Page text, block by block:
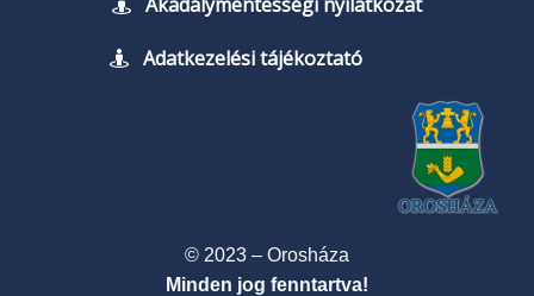
Adatkezelési tájékoztató
© 2023 – Orosháza
Minden jog fenntartva!